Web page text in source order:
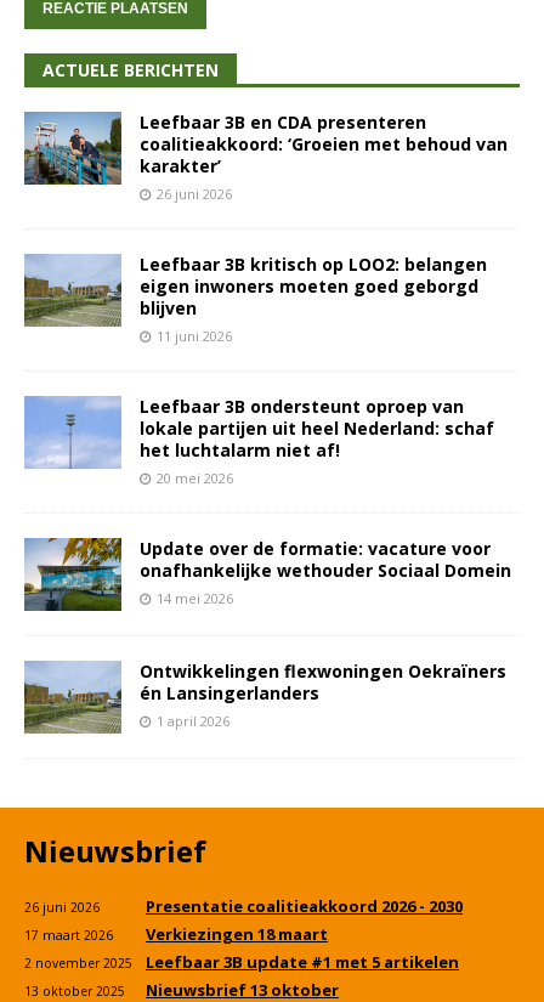
ACTUELE BERICHTEN
Leefbaar 3B en CDA presenteren
coalitieakkoord: ‘Groeien met behoud van
karakter’
26 juni 2026
Leefbaar 3B kritisch op LOO2: belangen
eigen inwoners moeten goed geborgd
blijven
11 juni 2026
Leefbaar 3B ondersteunt oproep van
lokale partijen uit heel Nederland: schaf
het luchtalarm niet af!
20 mei 2026
Update over de formatie: vacature voor
onafhankelijke wethouder Sociaal Domein
14 mei 2026
Ontwikkelingen flexwoningen Oekraïners
én Lansingerlanders
1 april 2026
Nieuwsbrief
26 juni 2026 Presentatie coalitieakkoord 2026 - 2030
17 maart 2026 Verkiezingen 18 maart
2 november 2025 Leefbaar 3B update #1 met 5 artikelen
13 oktober 2025 Nieuwsbrief 13 oktober